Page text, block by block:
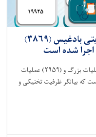
در سال گذشته در شفاخانه ولایتی بادغیس (۳۸۶۹)
شده است
بزرگ و (۲۹۵۹) عملیات
که بیانگر ظرفیت تخنیکی و